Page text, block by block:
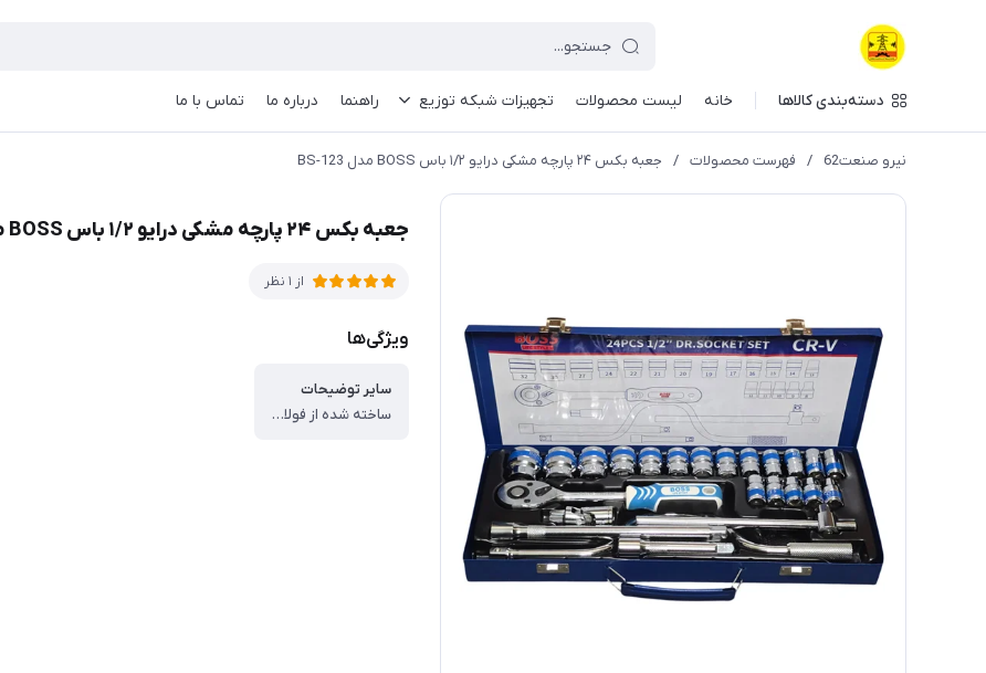
دسته‌بندی کالاها خانه لیست محصولات تجهیزات شبکه توزیع راهنما درباره ما تماس با ما
نیرو صنعت62 / فهرست محصولات / جعبه بکس ۲۴ پارچه مشکی درایو ۱/۲ باس BOSS مدل BS-123
جعبه بکس ۲۴ پارچه مشکی درایو ۱/۲ باس BOSS مدل BS-123
از 1 نظر
ویژگی‌ها
سایر توضیحات
ساخته شده از فولاد کروم وانادیوم ، سخت کاری و حرارت داده شده ، دارای جعبه فلزی مقاوم ، درایو 1/2 اینچ 6 پر ، سطح پولیش شده ، دارای دسته کشویی درایو 1/2 اینچ ، واسطه 5 و 10 اینچ درایو 1/2 اینچ ، آچار هندلی درایو 1/2 اینچ ، دسته جغجغه درایو 1/2 اینچ ، دارای جغلغه درایو 1/2 اینچ ، شماره بکس ها : 8-9-10-11-12-13-14-15-16-17-19-20-21-22-24-27-30-32 ، ساخت کشور چین